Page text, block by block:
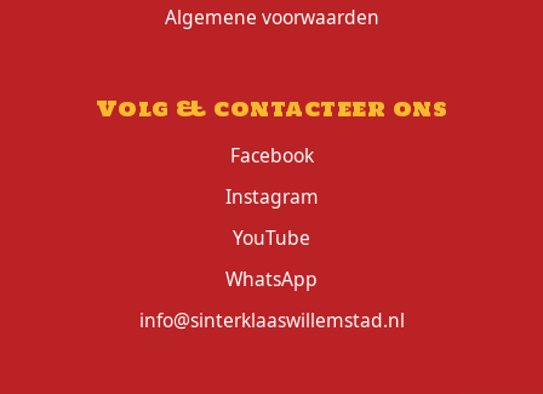
Algemene voorwaarden
Volg & contacteer ons
Facebook
Instagram
YouTube
WhatsApp
info@sinterklaaswillemstad.nl